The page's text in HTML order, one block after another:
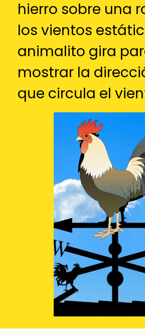
hierro sobre una
los vientos
animalito gira
mostrar la
que circula el